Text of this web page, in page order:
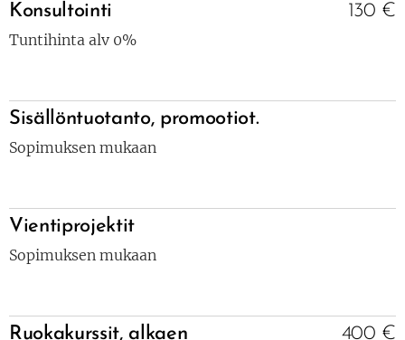
Konsultointi
Tuntihinta alv 0%
130 €
Sisällöntuotanto, promootiot.
Sopimuksen mukaan
Vientiprojektit
Sopimuksen mukaan
Ruokakurssit, alkaen 400 €